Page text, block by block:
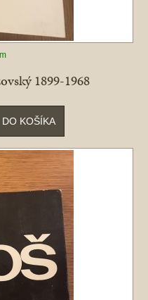
1899-1968
DO KOŠÍKA